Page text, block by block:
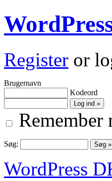
Register or
Brugernavn
Kodeord
Remember
Søg:
WordPress